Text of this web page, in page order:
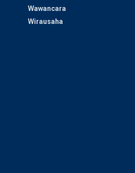
Wawancara
Wirausaha